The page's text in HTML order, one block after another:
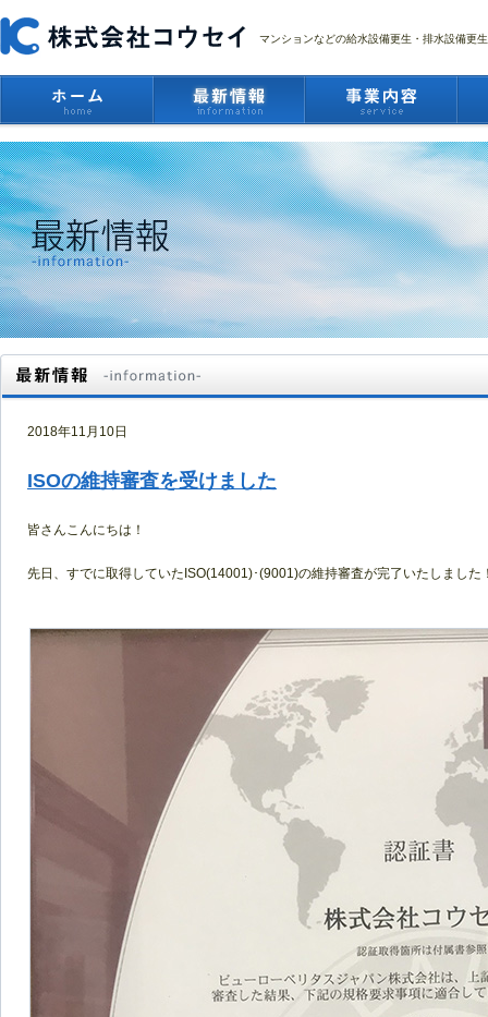
マンションなどの給水設備更生・排水設備更
2018年11月10日
ISOの維持審査を受けました
皆さんこんにちは！
先日、すでに取得していたISO(14001)･(9001)の維持審査が完了いたしました